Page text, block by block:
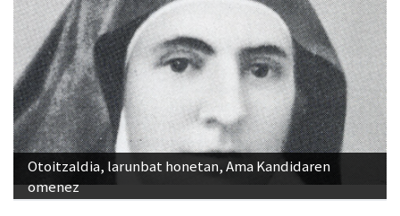
Otoitzaldia, larunbat honetan, Ama Kandidaren
omenez